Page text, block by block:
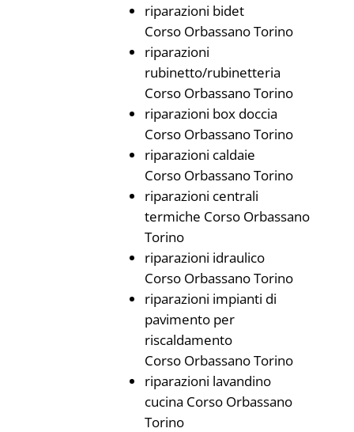
riparazioni bidet
Corso Orbassano Torino
riparazioni
rubinetto/rubinetteria
Corso Orbassano Torino
riparazioni box doccia
Corso Orbassano Torino
riparazioni caldaie
Corso Orbassano Torino
riparazioni centrali
termiche Corso Orbassano
Torino
riparazioni idraulico
Corso Orbassano Torino
riparazioni impianti di
pavimento per
riscaldamento
Corso Orbassano Torino
riparazioni lavandino
cucina Corso Orbassano
Torino